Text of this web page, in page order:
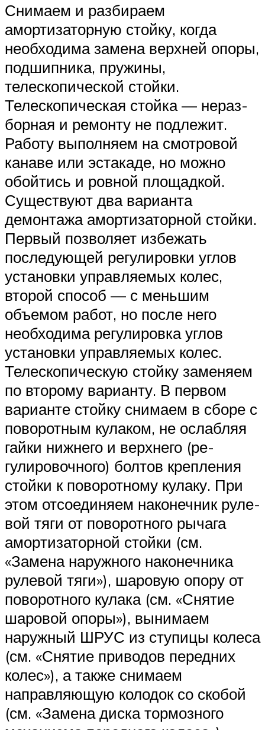
Снимаем и разбираем
амортизаторную стойку, когда
необходима заме­на верхней опоры,
подшипника, пру­жины,
телескопической стойки.
Телескопическая стойка — нераз­
борная и ремонту не подлежит.
Работу выполняем на смотровой
ка­наве или эстакаде, но можно
обой­тись и ровной площадкой.
Существуют два варианта
демонта­жа амортизаторной стойки.
Первый позволяет избежать
последующей регулировки углов
установки управ­ляемых колес,
второй способ — с меньшим
объемом работ, но после него
необходима регулировка углов
установки управляемых колес.
Теле­скопическую стойку заменяем
по второму варианту. В первом
варианте стойку снимаем в сборе с
поворотным кулаком, не ос­лабляя
гайки нижнего и верхнего (ре­
гулировочного) болтов крепления
стойки к поворотному кулаку. При
этом отсоединяем наконечник руле­
вой тяги от поворотного рычага
амор­тизаторной стойки (см.
«Замена на­ружного наконечника
рулевой тяги»), шаровую опору от
поворотно­го кулака (см. «Снятие
шаровой опо­ры»), вынимаем
наружный ШРУС из ступицы колеса
(см. «Снятие приводов передних
колес»), а также снимаем
направляющую колодок со скобой
(см. «Замена диска тормозного